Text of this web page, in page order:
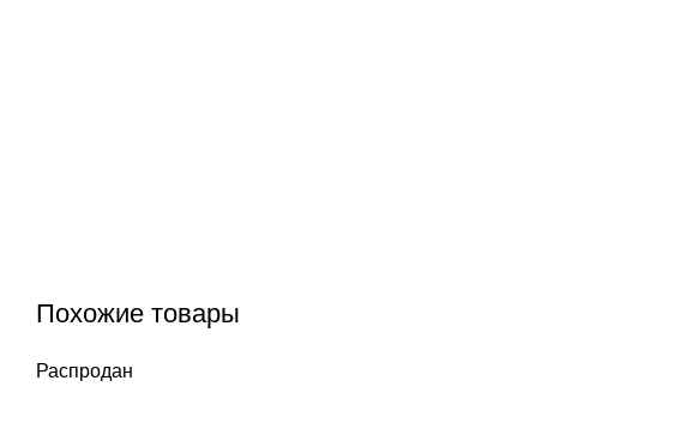
Похожие товары
Распродан